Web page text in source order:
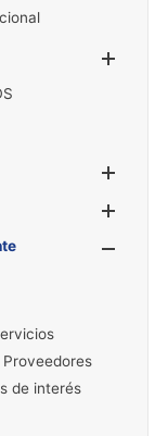
de interés